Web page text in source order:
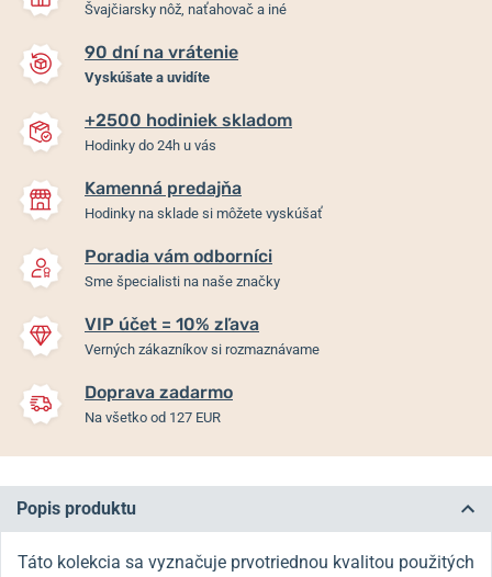
Švajčiarsky nôž, naťahovač a iné
90 dní na vrátenie
Vyskúšate a uvidíte
+2500 hodiniek skladom
Hodinky do 24h u vás
Kamenná predajňa
Hodinky na sklade si môžete vyskúšať
Poradia vám odborníci
Sme špecialisti na naše značky
VIP účet = 10% zľava
Verných zákazníkov si rozmaznávame
Doprava zadarmo
Na všetko od 127 EUR
Popis produktu
Táto kolekcia sa vyznačuje prvotriednou kvalitou použitých